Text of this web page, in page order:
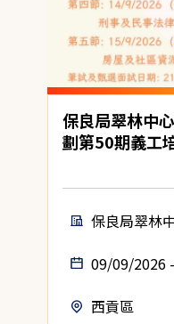
保良局翠林中
劃第50期義工
保良局翠林
09/09/2026
西貢區